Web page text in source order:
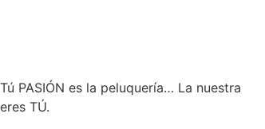
Tú PASIÓN es la peluquería… La nuestra
eres TÚ.